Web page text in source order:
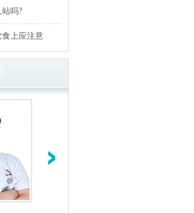
吗?
上应注意